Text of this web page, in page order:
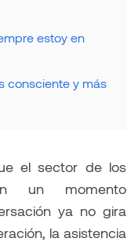
estoy en
consciente y más
el sector de los
un momento
ya no gira
la asistencia